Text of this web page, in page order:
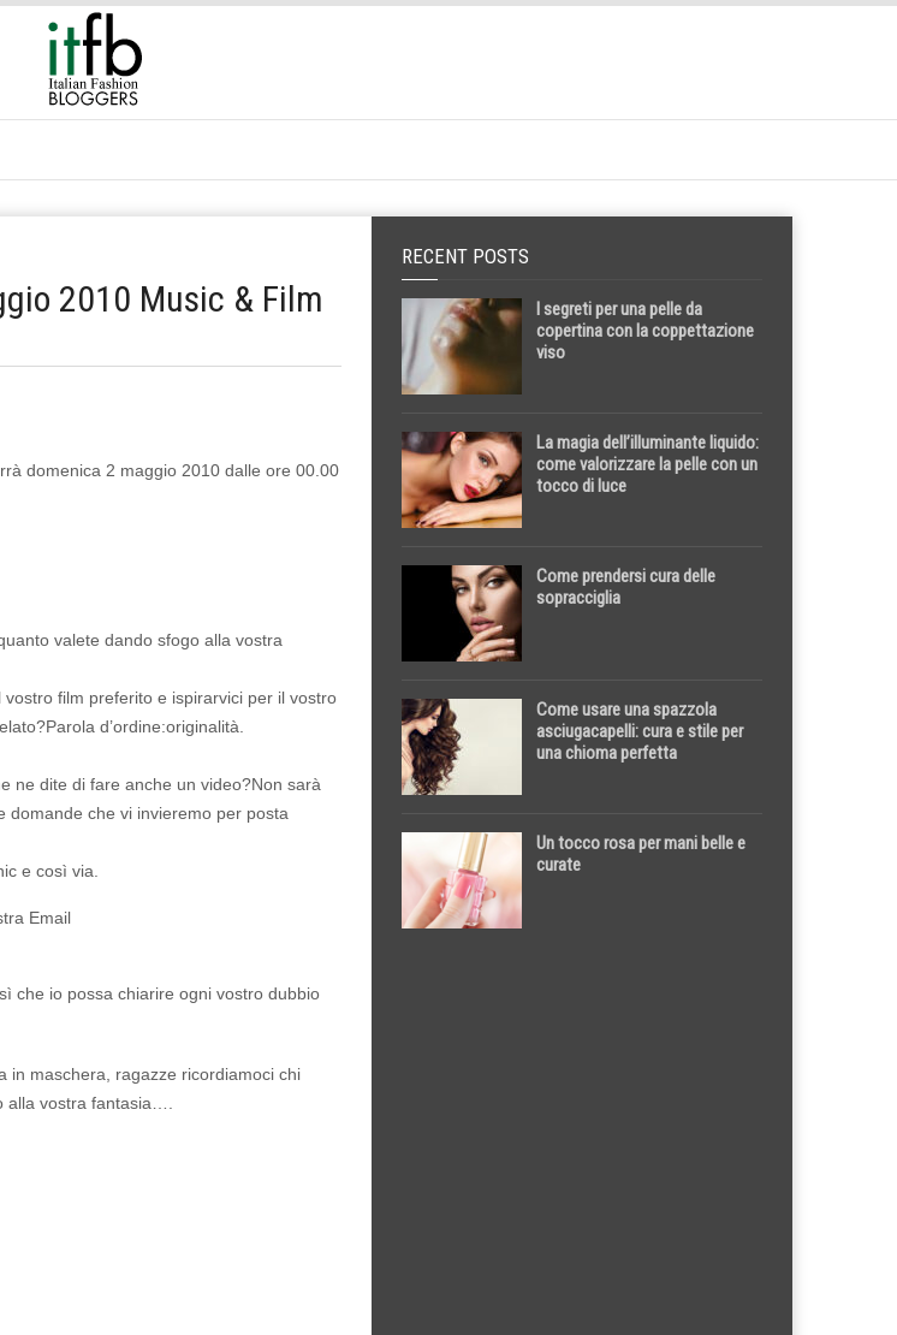
2010 Music & Film
domenica 2 maggio 2010 dalle ore 00.00
valete dando sfogo alla vostra
film preferito e ispirarvici per il vostro
d’ordine:originalità.
ne dite di fare anche un video?Non sarà
domande che vi invieremo per posta
e così via.
Email
che io possa chiarire ogni vostro dubbio
in maschera, ragazze ricordiamoci chi
alla vostra fantasia….
RECENT POSTS
I segreti per una pelle da
copertina con la coppettazione
viso
La magia dell’illuminante liquido:
come valorizzare la pelle con un
tocco di luce
Come prendersi cura delle
sopracciglia
Come usare una spazzola
asciugacapelli: cura e stile per
una chioma perfetta
Un tocco rosa per mani belle e
curate